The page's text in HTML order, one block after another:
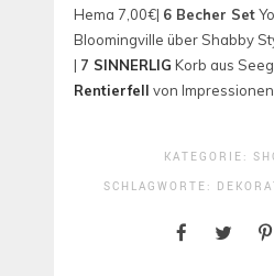
Hema 7,00€| 6 Becher Set
Bloomingville über Shabby
| 7 SINNERLIG Korb aus
Rentierfell von
KATEGORIE:
SCHLAGWORTE: